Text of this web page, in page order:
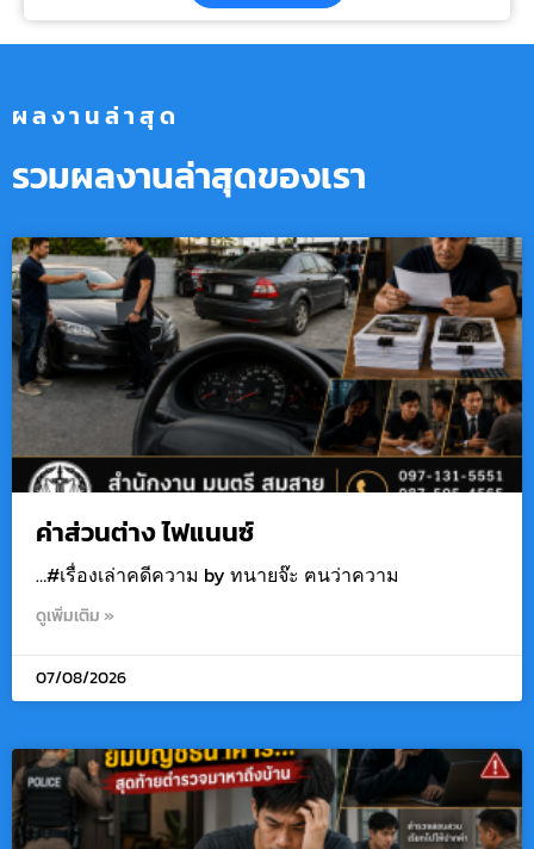
ผลงานล่าสุด
รวมผลงานล่าสุดของเรา
ค่าส่วนต่าง ไฟแนนซ์
…#เรื่องเล่าคดีความ by ทนายจ๊ะ ฅนว่าความ
ดูเพิ่มเติม »
07/08/2026